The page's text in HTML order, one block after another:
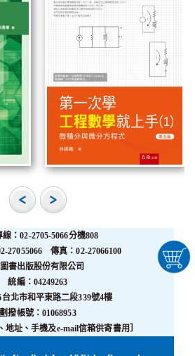
線：02-2705-5066分機808
27055066 傳真：02-27066100
書出版股份有限公司
統編：04249263
台北市和平東路二段339號4樓
劃撥帳號：01068953
地址、手機及e-mail信箱供寄書用］